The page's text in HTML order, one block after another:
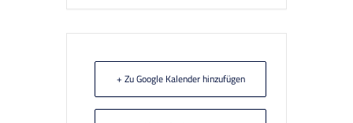
+ Zu Google Kalender hinzufügen